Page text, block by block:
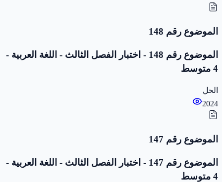
الموضوع رقم 148
الموضوع رقم 148 - اختبار الفصل الثالث - اللغة العربية -
4 متوسط
الحل
2024
الموضوع رقم 147
الموضوع رقم 147 - اختبار الفصل الثالث - اللغة العربية -
4 متوسط